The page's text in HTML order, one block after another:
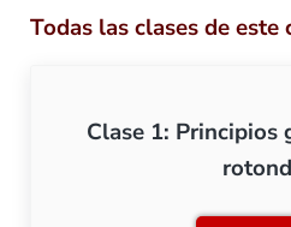
Todas las clases de este
Clase 1: Principios